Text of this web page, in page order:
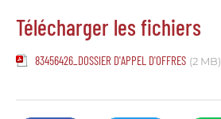
Télécharger les fichiers
83456426_DOSSIER D'APPEL D'OFFRES (2 MB)